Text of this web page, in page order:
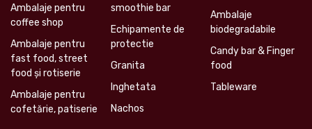
Ambalaje pentru
coffee shop
Ambalaje pentru
fast food, street
food și rotiserie
Ambalaje pentru
cofetărie, patiserie
smoothie bar
Echipamente de
protectie
Granita
Inghetata
Nachos
Ambalaje
biodegradabile
Candy bar & Finger
food
Tableware